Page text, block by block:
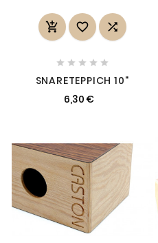
  
    
SNARETEPPICH 10"
6,30 €